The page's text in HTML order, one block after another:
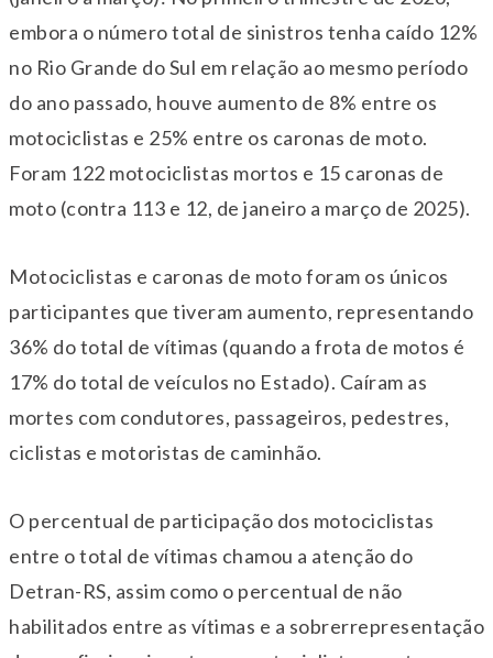
embora o número total de sinistros tenha caído 12%
no Rio Grande do Sul em relação ao mesmo período
do ano passado, houve aumento de 8% entre os
motociclistas e 25% entre os caronas de moto.
Foram 122 motociclistas mortos e 15 caronas de
moto (contra 113 e 12, de janeiro a março de 2025).
Motociclistas e caronas de moto foram os únicos
participantes que tiveram aumento, representando
36% do total de vítimas (quando a frota de motos é
17% do total de veículos no Estado). Caíram as
mortes com condutores, passageiros, pedestres,
ciclistas e motoristas de caminhão.
O percentual de participação dos motociclistas
entre o total de vítimas chamou a atenção do
Detran-RS, assim como o percentual de não
habilitados entre as vítimas e a sobrerrepresentação